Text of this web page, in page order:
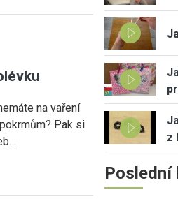
na vaření
Pak si
z
Poslední